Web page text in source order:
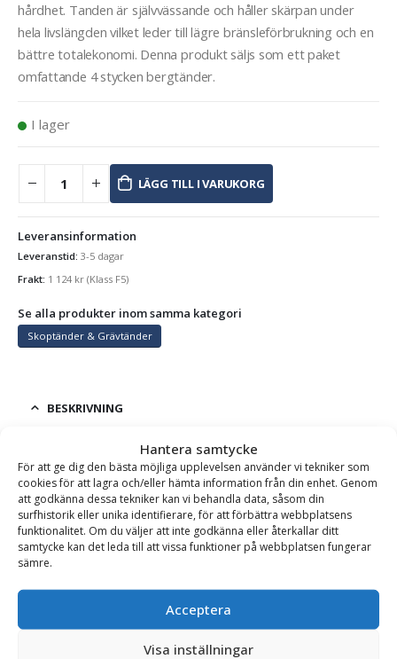
Hantera samtycke
För att ge dig den bästa möjliga upplevelsen använder vi tekniker som
cookies för att lagra och/eller hämta information från din enhet. Genom
att godkänna dessa tekniker kan vi behandla data, såsom din
surfhistorik eller unika identifierare, för att förbättra webbplatsens
funktionalitet. Om du väljer att inte godkänna eller återkallar ditt
samtycke kan det leda till att vissa funktioner på webbplatsen fungerar
sämre.
Acceptera
Visa inställningar
hårdhet. Tanden är självvässande och håller skärpan under
hela livslängden vilket leder till lägre bränsleförbrukning och en
bättre totalekonomi. Denna produkt säljs som ett paket
omfattande 4 stycken bergtänder.
I lager
LÄGG TILL I VARUKORG
Leveransinformation
Leveranstid: 3-5 dagar
Frakt: 1 124 kr (Klass F5)
Se alla produkter inom samma kategori
Skoptänder & Grävtänder
BESKRIVNING
Bergtand – CAT J600, fäste 6 tum, antal 4 st, modell
Long Life
Bergtanden har en hårdhet över 500 Brinell – maximal
hårdhet. Tanden är självvässande och håller skärpan under
hela livslängden vilket leder till lägre bränsleförbrukning och en
bättre totalekonomi.
Bergtanden är lämplig för hårda bergmassor, t.ex bergkross
0-150 men kan med fördel användas som vanlig grävtand.